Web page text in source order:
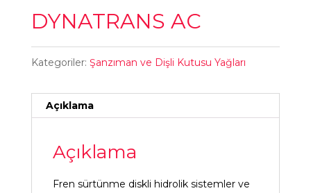
DYNATRANS AC
Kategoriler: Şanzıman ve Dişli Kutusu Yağları
Açıklama
Açıklama
Fren sürtünme diskli hidrolik sistemler ve